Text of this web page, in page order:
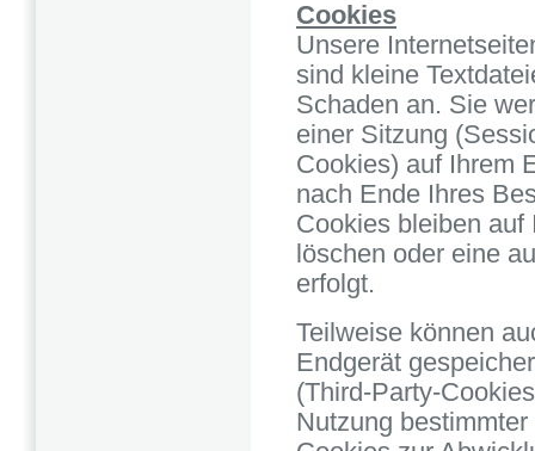
Cookies
Unsere
sind kleine
Schaden an. Sie
einer Sitzung
Cookies) auf Ihrem
nach Ende Ihres
Cookies bleiben
löschen oder eine
erfolgt.
Teilweise können
Endgerät
(Third-Party-
Nutzung